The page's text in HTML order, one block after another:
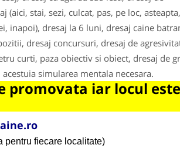
(aici, stai, sezi, culcat, pas, pe loc, asteapta,
inapoi), dresaj la 6 luni, dresaj caine
dresaj concursuri, dresaj de
curti, paza obiectiv si obiect, dresaj de
simularea mentala necesara.
promovata iar locul este
pentru fiecare localitate)